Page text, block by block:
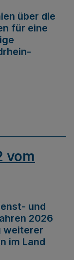
über die
für eine
vom
und
2026
weiterer
im Land